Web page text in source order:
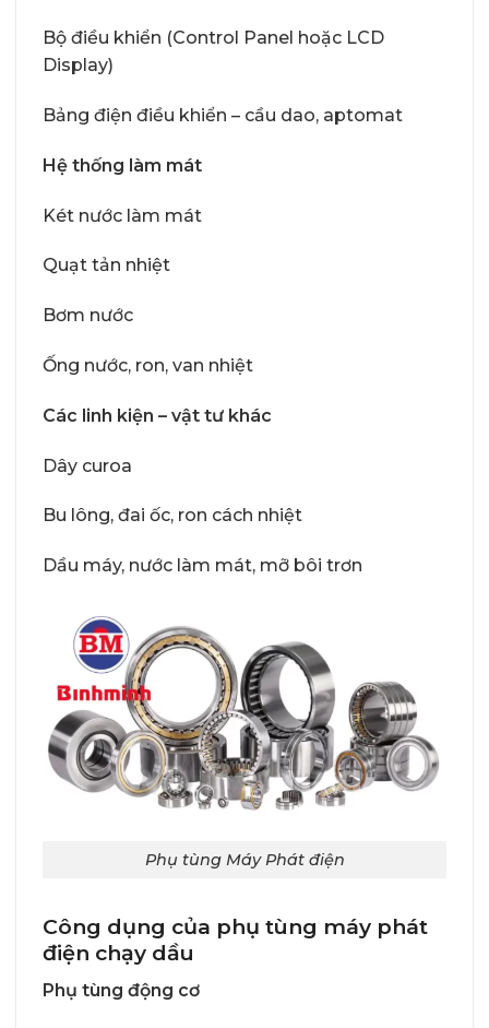
Bộ điều khiển (Control Panel hoặc LCD
Display)
Bảng điện điều khiển – cầu dao, aptomat
Hệ thống làm mát
Két nước làm mát
Quạt tản nhiệt
Bơm nước
Ống nước, ron, van nhiệt
Các linh kiện – vật tư khác
Dây curoa
Bu lông, đai ốc, ron cách nhiệt
Dầu máy, nước làm mát, mỡ bôi trơn
Phụ tùng Máy Phát điện
Công dụng của phụ tùng máy phát
điện chạy dầu
Phụ tùng động cơ